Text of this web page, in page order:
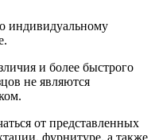
индивидуальному
и более быстрого
не являются
от представленных
фурнитуре, а также